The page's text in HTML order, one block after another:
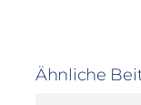
Ähnliche